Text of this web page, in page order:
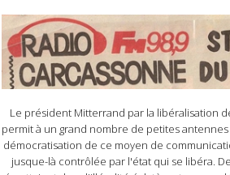
Le président Mitterrand par la libéralisation
permit à un grand nombre de petites antennes
démocratisation de ce moyen de
jusque-là contrôlée par l'état qui se libéra.